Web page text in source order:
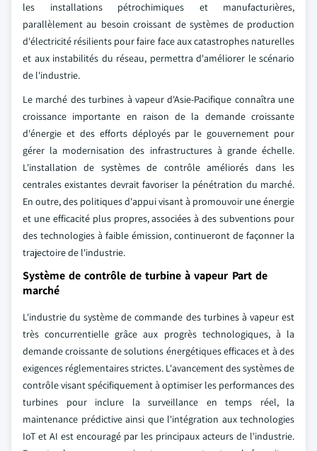
les installations pétrochimiques et manufacturières,
parallèlement au besoin croissant de systèmes de production
d'électricité résilients pour faire face aux catastrophes naturelles
et aux instabilités du réseau, permettra d'améliorer le scénario
de l'industrie.
Le marché des turbines à vapeur d'Asie-Pacifique connaîtra une
croissance importante en raison de la demande croissante
d'énergie et des efforts déployés par le gouvernement pour
gérer la modernisation des infrastructures à grande échelle.
L'installation de systèmes de contrôle améliorés dans les
centrales existantes devrait favoriser la pénétration du marché.
En outre, des politiques d'appui visant à promouvoir une énergie
et une efficacité plus propres, associées à des subventions pour
des technologies à faible émission, continueront de façonner la
trajectoire de l'industrie.
Système de contrôle de turbine à vapeur Part de
marché
L'industrie du système de commande des turbines à vapeur est
très concurrentielle grâce aux progrès technologiques, à la
demande croissante de solutions énergétiques efficaces et à des
exigences réglementaires strictes. L'avancement des systèmes de
contrôle visant spécifiquement à optimiser les performances des
turbines pour inclure la surveillance en temps réel, la
maintenance prédictive ainsi que l'intégration aux technologies
IoT et AI est encouragé par les principaux acteurs de l'industrie.